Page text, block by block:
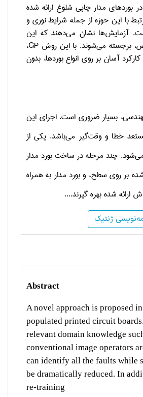
در بوردهای مدار چاپی شلوغ ارائه شده
با این حوزه از جمله شرایط نوری و
آزمایش‌هانشان می‌دهند که این
برجسته می‌شوند. با این روش GP،
آسان بر روی انواع بوردها، بدون
بسیار ضروری است. اجرای این
خطا و وقت‌گیر می‌باشد. یکی از
چند مرحلهدر ساختبورد مدار
بر روی سطح،وبورد مدار به همراه
ارائه شدهبهره گیرند....
ژنتیک
Abstract
A novel approach is proposed
populated printed circuit
relevant domain knowledge
conventional image operators
can identify all the faults while
be dramatically reduced. In
re-training